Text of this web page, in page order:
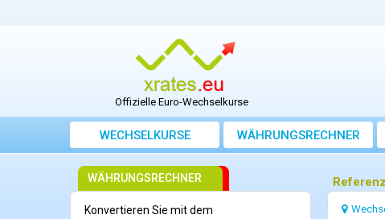
Offizielle Euro-Wechselkurse
WECHSELKURSE WÄHRUNGSRECHNER
WÄHRUNGSRECHNER
Konvertieren Sie mit dem